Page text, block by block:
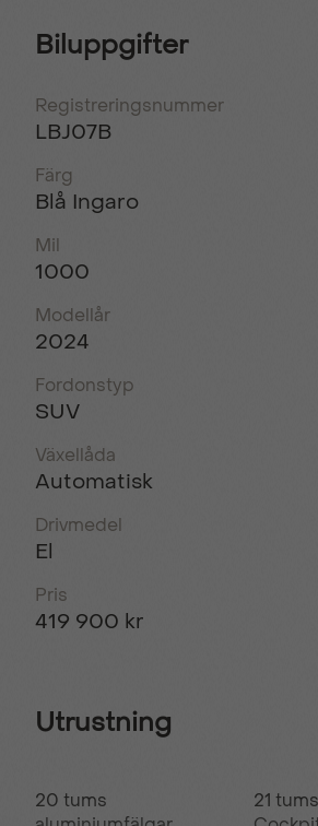
Biluppgifter
Registreringsnummer
LBJ07B
Färg
Blå Ingaro
Mil
1000
Modellår
2024
Fordonstyp
SUV
Växellåda
Automatisk
Drivmedel
El
Pris
419 900 kr
Utrustning
20 tums
21